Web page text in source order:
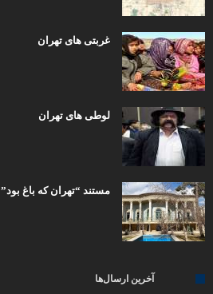
غربتی های تهران
لوطی های تهران
مستند “تهران که باغ بود”
آخرین ارسال‌ها